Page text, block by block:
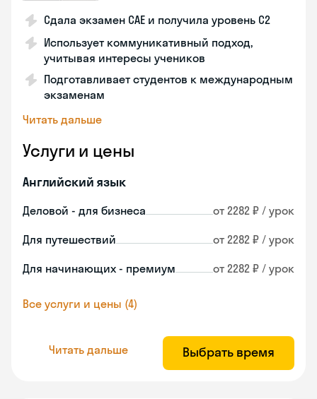
Сдала экзамен CAE и получила уровень С2
Использует коммуникативный подход,
учитывая интересы учеников
Подготавливает студентов к международным
экзаменам
Читать дальше
Услуги и цены
Английский язык
Деловой - для бизнеса от 2282 ₽ / урок
Для путешествий от 2282 ₽ / урок
Для начинающих - премиум от 2282 ₽ / урок
Все услуги и цены (4)
Читать дальше Выбрать время